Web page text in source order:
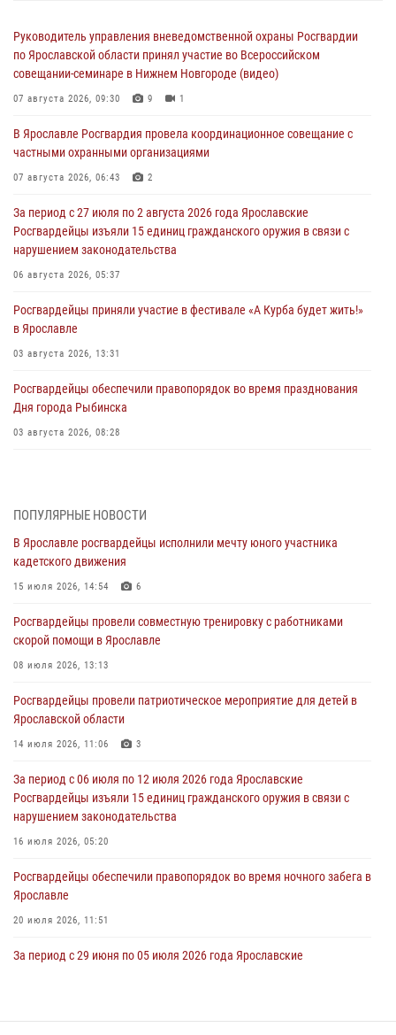
Руководитель управления вневедомственной охраны Росгвардии
по Ярославской области принял участие во Всероссийском
совещании-семинаре в Нижнем Новгороде (видео)
07 августа 2026, 09:30 9 1
В Ярославле Росгвардия провела координационное совещание с
частными охранными организациями
07 августа 2026, 06:43 2
За период с 27 июля по 2 августа 2026 года Ярославские
Росгвардейцы изъяли 15 единиц гражданского оружия в связи с
нарушением законодательства
06 августа 2026, 05:37
Росгвардейцы приняли участие в фестивале «А Курба будет жить!»
в Ярославле
03 августа 2026, 13:31
Росгвардейцы обеспечили правопорядок во время празднования
Дня города Рыбинска
03 августа 2026, 08:28
03 августа 2026, 07:24
Ярославские росгвардейцы за прошедшую неделю совершили
более 300 выездов по сигналам «тревога»
03 августа 2026, 07:09
Росгвардейцы оказали помощь беременной женщине во время
празднования Дня ВДВ в Ярославле
03 августа 2026, 06:20
За период с 20 июля по 26 июля 2026 года Ярославские
Росгвардейцы изъяли 41 единицу гражданского оружия в связи с
нарушением законодательства
В региональном управлении Росгвардии состоялся молебен,
приуроченный к празднику Крещения Руси
28 июля 2026, 14:56
ПОПУЛЯРНЫЕ НОВОСТИ
В Ярославле росгвардейцы исполнили мечту юного участника
кадетского движения
15 июля 2026, 14:54 6
Росгвардейцы провели совместную тренировку с работниками
скорой помощи в Ярославле
08 июля 2026, 13:13
Росгвардейцы провели патриотическое мероприятие для детей в
Ярославской области
14 июля 2026, 11:06 3
За период с 06 июля по 12 июля 2026 года Ярославские
Росгвардейцы изъяли 15 единиц гражданского оружия в связи с
нарушением законодательства
16 июля 2026, 05:20
Росгвардейцы обеспечили правопорядок во время ночного забега в
Ярославле
20 июля 2026, 11:51
За период с 29 июня по 05 июля 2026 года Ярославские